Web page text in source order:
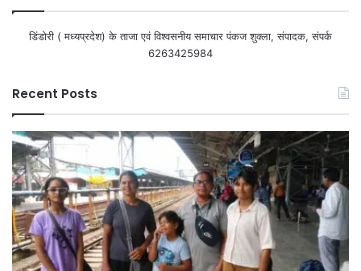
डिंडोरी ( मध्यप्रदेश) के ताजा एवं विश्वसनीय समाचार पंकज शुक्ला, संपादक, संपर्क
6263425984
Recent Posts